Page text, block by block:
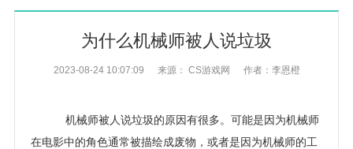
为什么机械师被人说垃圾
2023-08-24 10:07:09 来源： CS游戏网 作者：李恩橙
机械师被人说垃圾的原因有很多。可能是因为机械师
在电影中的角色通常被描绘成废物，或者是因为机械师的工